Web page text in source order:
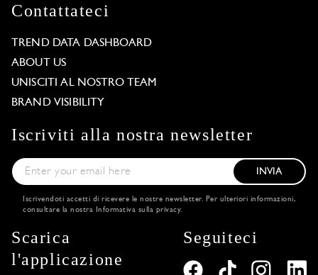
Contattateci
TREND DATA DASHBOARD
ABOUT US
UNISCITI AL NOSTRO TEAM
BRAND VISIBILITY
Iscriviti alla nostra newsletter
INVIA
Iscrivendoti accetti di ricevere le nostre newsletter. Per ulteriori informazioni,
consultare la nostra
Informativa sulla privacy.
Scarica
l'applicazione
Seguiteci